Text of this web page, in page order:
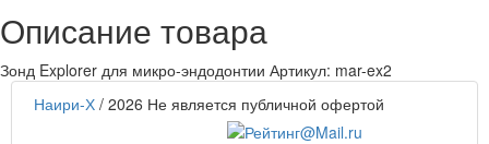
Описание товара
Зонд Explorer для микро-эндодонтии Артикул: mar-ex2
Наири-Х / 2026 Не является публичной офертой